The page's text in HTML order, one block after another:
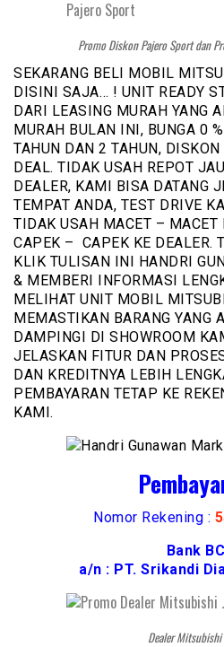
Promo Diskon Pajero Sport dan
SEKARANG BELI MOBIL
DISINI SAJA… ! UNIT READY
DARI LEASING MURAH YANG
MURAH BULAN INI, BUNGA 0
TAHUN DAN 2 TAHUN, DISKON
DEAL. TIDAK USAH REPOT
DEALER, KAMI BISA DATANG
TEMPAT ANDA, TEST DRIVE
TIDAK USAH MACET –
CAPEK – CAPEK KE DEALER.
KLIK TULISAN INI HANDRI
& MEMBERI INFORMASI
MELIHAT UNIT MOBIL
MEMASTIKAN BARANG YANG
DAMPINGI DI SHOWROOM
JELASKAN FITUR DAN
DAN KREDITNYA LEBIH
PEMBAYARAN TETAP KE
KAMI.
Nomor Rekening :
Bank
a/n : PT. Srikandi
Dealer Mitsubishi